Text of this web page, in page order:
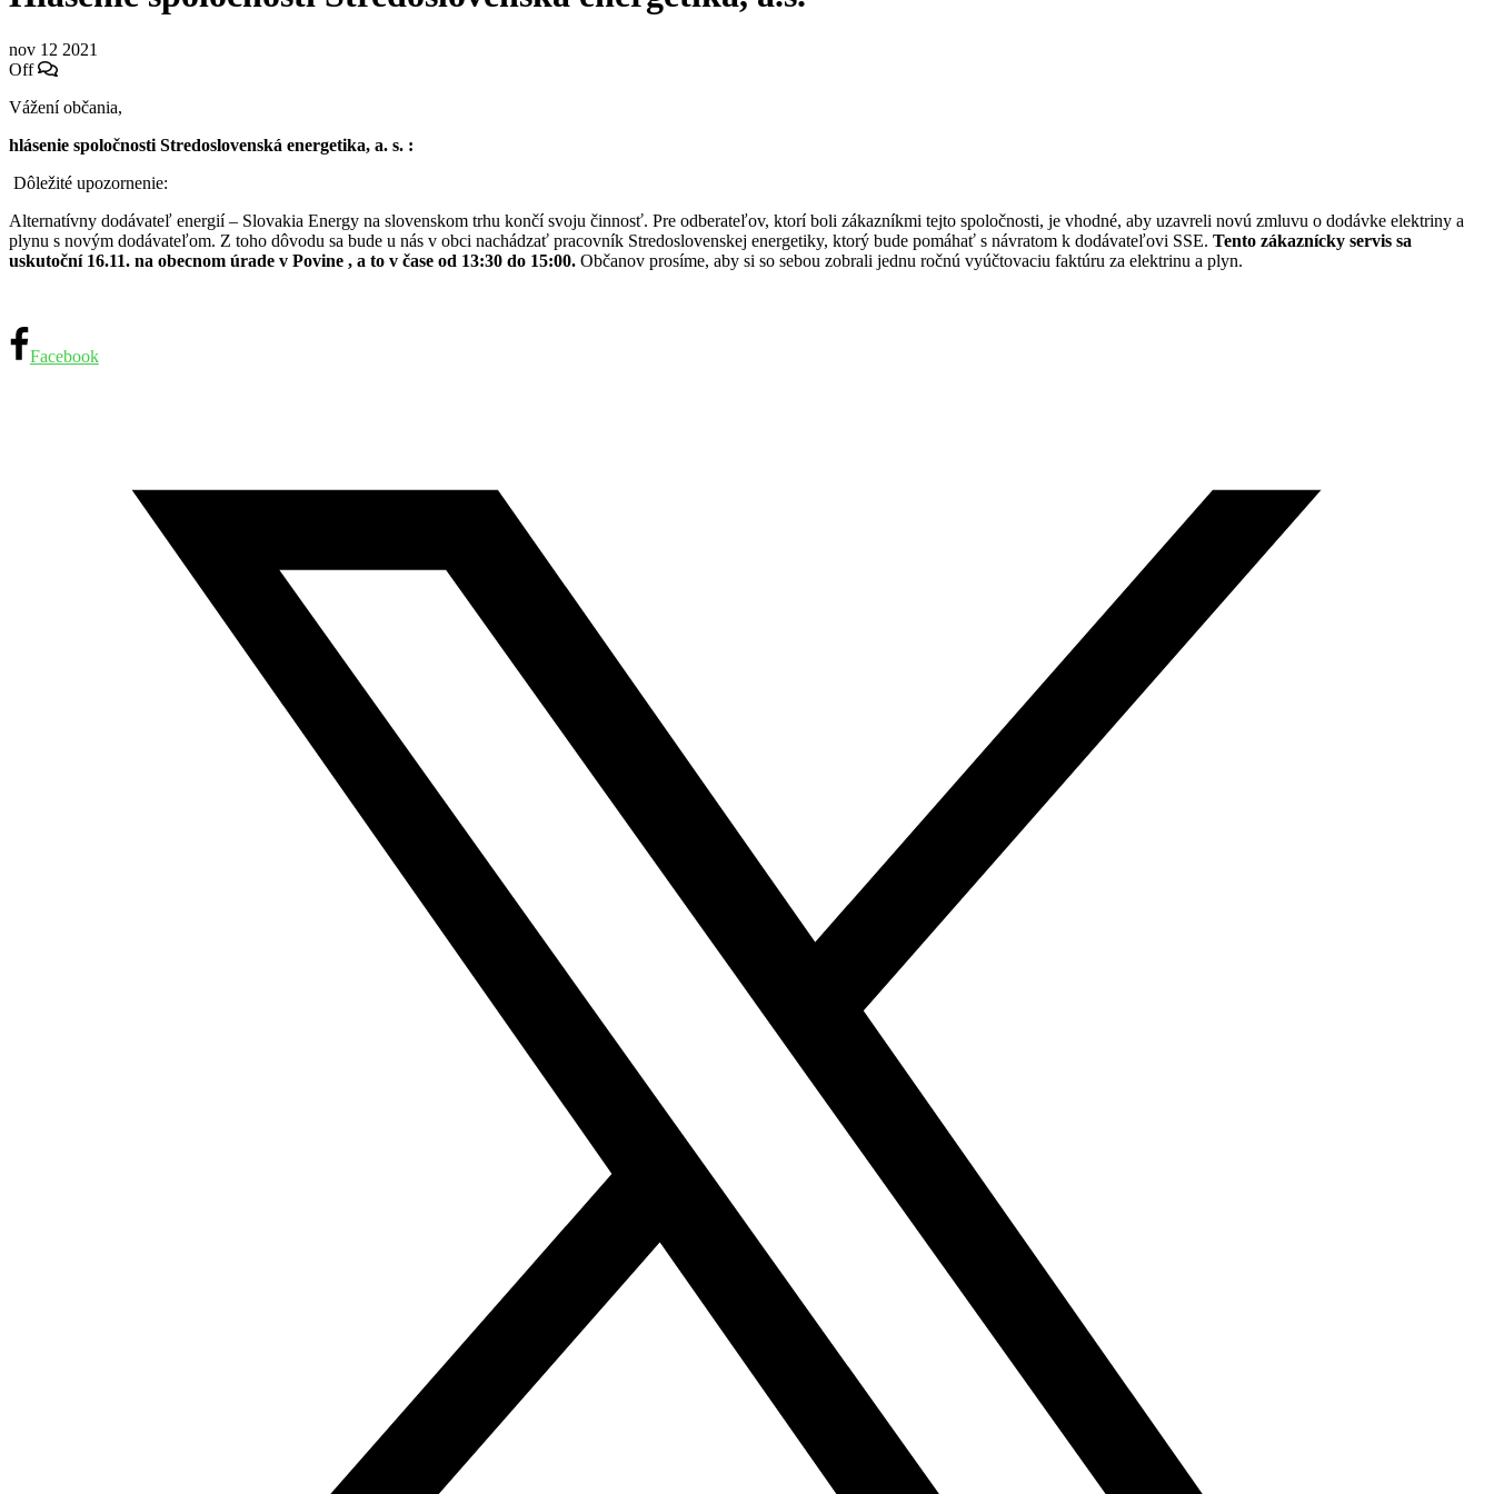
nov 12 2021
Off
Vážení občania,
hlásenie spoločnosti Stredoslovenská energetika, a. s. :
Dôležité upozornenie:
Alternatívny dodávateľ energií – Slovakia Energy na slovenskom trhu končí svoju činnosť. Pre odberateľov, ktorí boli zákazníkmi tejto spoločnosti, je vhodné, aby uzavreli novú zmluvu o dodávke elektriny a
plynu s novým dodávateľom. Z toho dôvodu sa bude u nás v obci nachádzať pracovník Stredoslovenskej energetiky, ktorý bude pomáhať s návratom k dodávateľovi SSE. Tento zákaznícky servis sa
uskutoční 16.11. na obecnom úrade v Povine , a to v čase od 13:30 do 15:00. Občanov prosíme, aby si so sebou zobrali jednu ročnú vyúčtovaciu faktúru za elektrinu a plyn.
Facebook